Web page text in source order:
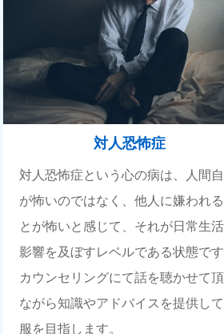
対人恐怖症
対人恐怖症という心の病は、人間
が怖いのではなく、他人に嫌われ
とが怖いと感じて、それが日常生
影響を及ぼすレベルである状態で
カウンセリングにて話を聴かせて
ながら知識やアドバイスを提供し
服を目指します。